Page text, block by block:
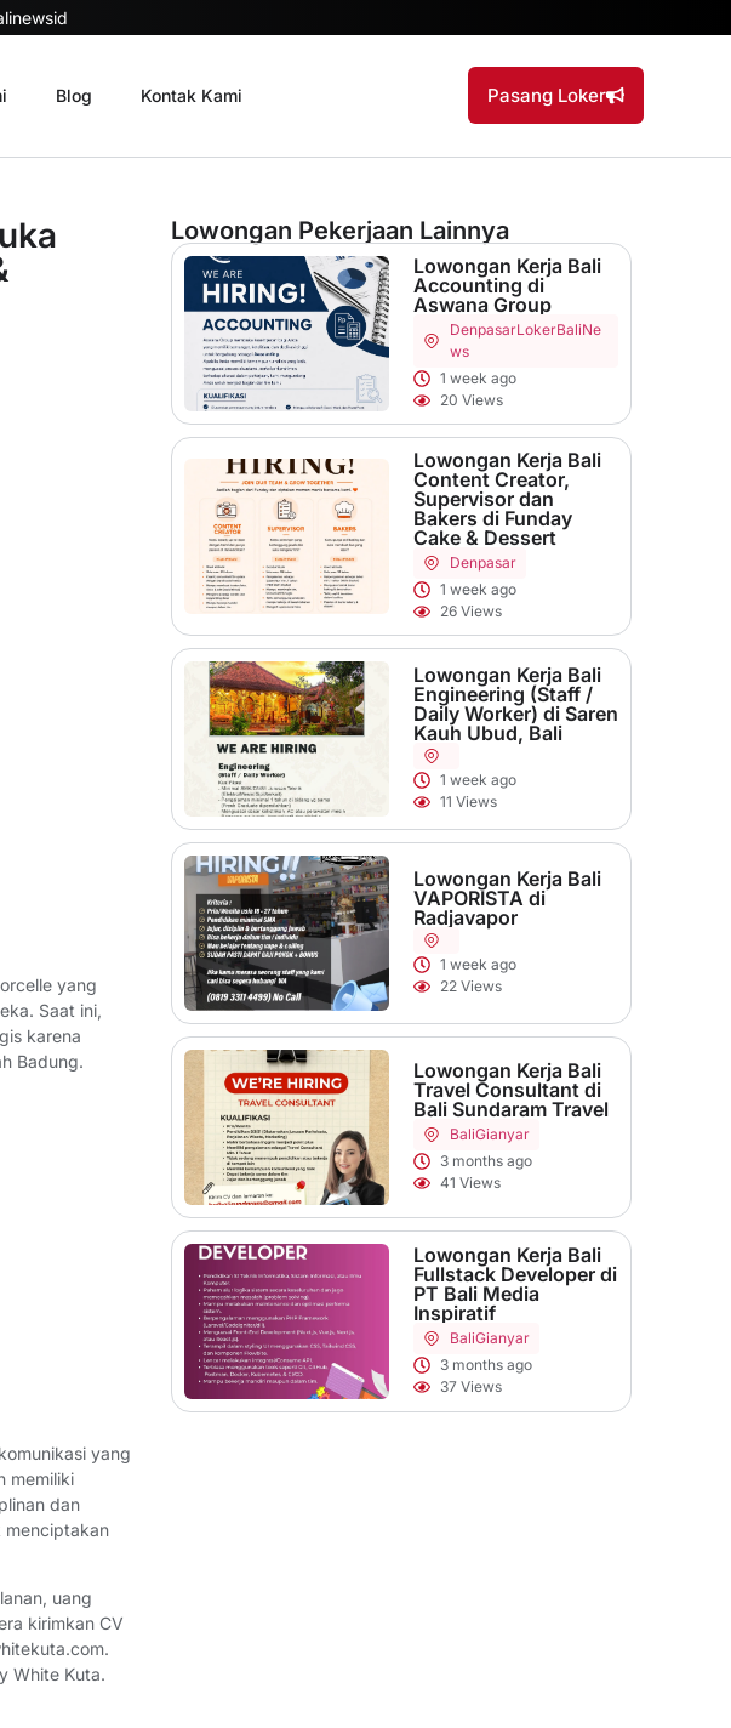
Blog Kontak Kami Pasang Loker
yang
Saat ini,
karena
Badung.
yang
memiliki
dan
menciptakan
uang
kirimkan CV
White Kuta.
Lowongan Pekerjaan Lainnya
Lowongan Kerja Bali
Accounting di
Aswana Group
DenpasarLokerBaliNe
ws
1 week ago
20 Views
Lowongan Kerja Bali
Content Creator,
Supervisor dan
Bakers di Funday
Cake & Dessert
Denpasar
1 week ago
26 Views
Lowongan Kerja Bali
Engineering (Staff /
Daily Worker) di Saren
Kauh Ubud, Bali
1 week ago
11 Views
Lowongan Kerja Bali
VAPORISTA di
Radjavapor
1 week ago
22 Views
Lowongan Kerja Bali
Travel Consultant di
Bali Sundaram Travel
BaliGianyar
3 months ago
41 Views
Lowongan Kerja Bali
Fullstack Developer di
PT Bali Media
Inspiratif
BaliGianyar
3 months ago
37 Views